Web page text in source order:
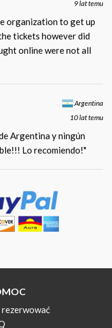
9 lat temu
organization to get up
tickets however did
online were not all
Argentina
10 lat temu
Argentina y ningún
Lo recomiendo!"
rezerwować